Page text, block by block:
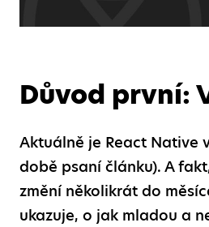
Důvod první:
Aktuálně je React Native
době psaní článku). A
změní několikrát do
ukazuje, o jak mladou a